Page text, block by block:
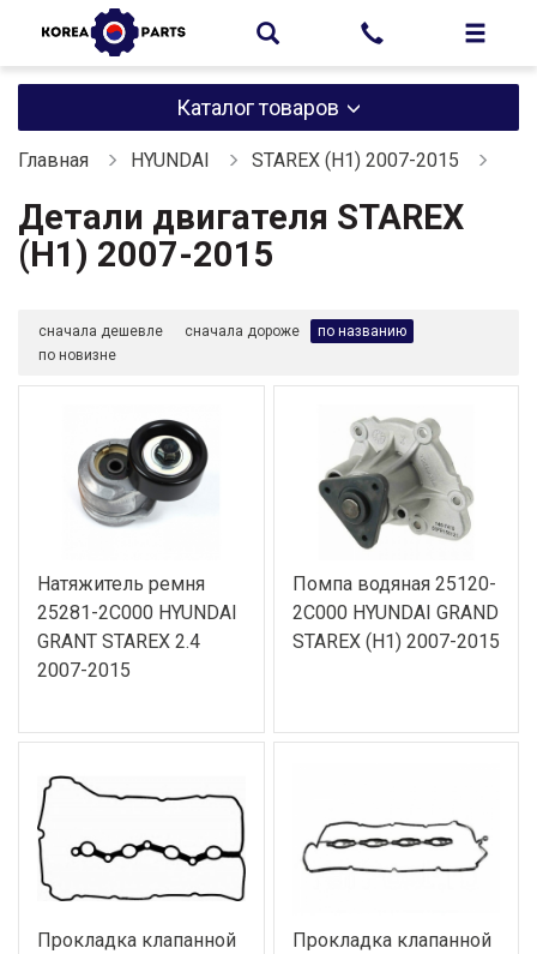
Каталог товаров
Главная HYUNDAI STAREX (H1) 2007-2015
Детали двигателя STAREX
(H1) 2007-2015
сначала дешевле сначала дороже
по названию
по новизне
Натяжитель ремня
25281-2C000 HYUNDAI
GRANT STAREX 2.4
2007-2015
Помпа водяная 25120-
2C000 HYUNDAI GRAND
STAREX (H1) 2007-2015
Прокладка клапанной
Прокладка клапанной